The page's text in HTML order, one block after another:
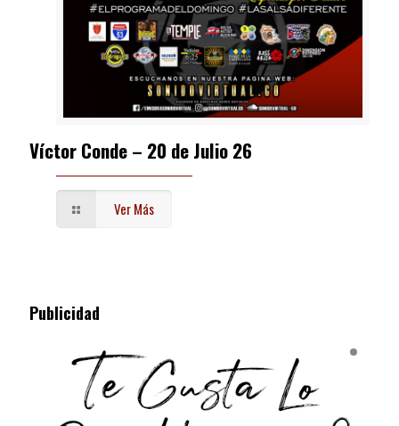
Víctor Conde – 20 de Julio 26
Ver Más
Publicidad